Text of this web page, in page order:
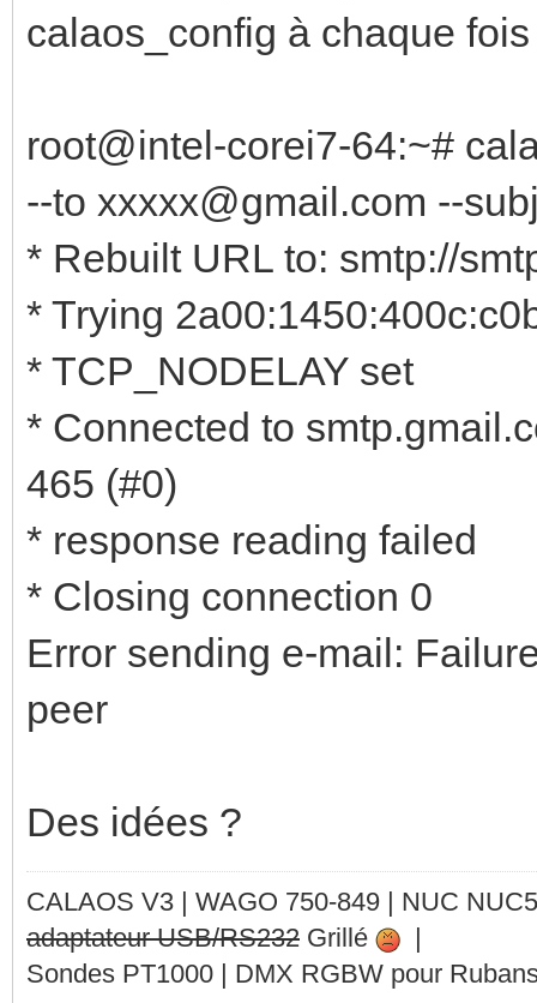
calaos_config à chaque
root@intel-corei7-64:~#
--to xxxxx@gmail.com --
* Rebuilt URL to: smtp://
* Trying
* TCP_NODELAY set
* Connected to
465 (#0)
* response reading failed
* Closing connection 0
Error sending e-mail:
peer
Des idées ?
CALAOS V3 | WAGO 750-849 | NUC
adaptateur USB/RS232 Grillé
|
Sondes PT1000 | DMX RGBW pour